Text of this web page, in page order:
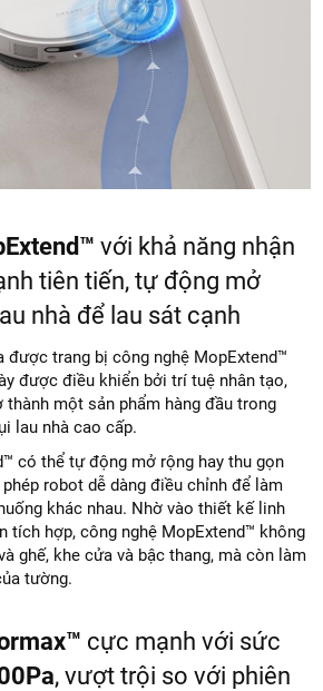
với khả năng nhận
tiên tiến, tự động mở
nhà để lau sát cạnh
được trang bị công nghệ MopExtend™
được điều khiển bởi trí tuệ nhân tạo,
thành một sản phẩm hàng đầu trong
lau nhà cao cấp.
có thể tự động mở rộng hay thu gọn
robot dễ dàng điều chỉnh để làm
khác nhau. Nhờ vào thiết kế linh
tích hợp, công nghệ MopExtend™ không
ghế, khe cửa và bậc thang, mà còn làm
tường.
cực mạnh với sức
, vượt trội so với phiên